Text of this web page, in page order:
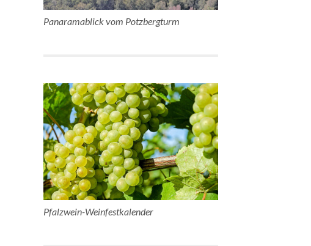
Panaramablick vom Potzbergturm
Pfalzwein-Weinfestkalender